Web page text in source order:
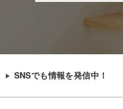
SNSでも情報を発信中！